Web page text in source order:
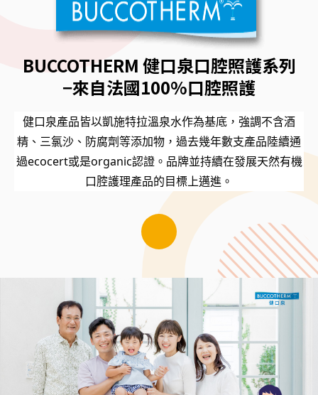
BUCCOTHERM 健口泉口腔照護系列
−來自法國100%口腔照護
健口泉產品皆以凱施特拉溫泉水作為基底，強調不含酒
精、三氯沙、防腐劑等添加物，過去幾年數支產品陸續通
過ecocert或是organic認證。品牌並持續在發展天然有機
口腔護理產品的目標上邁進。